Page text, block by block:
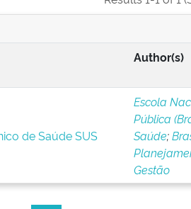
Author(s)
de Saúde SUS
Escola
Pública
Saúde;
Gestão